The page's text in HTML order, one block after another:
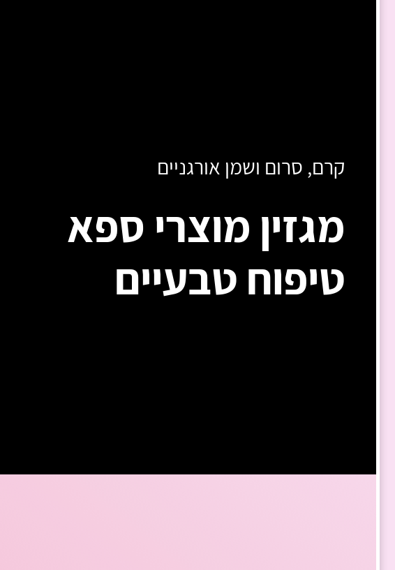
קרם, סרום ושמן אורגניים
מגזין מוצרי ספא
טיפוח טבעיים